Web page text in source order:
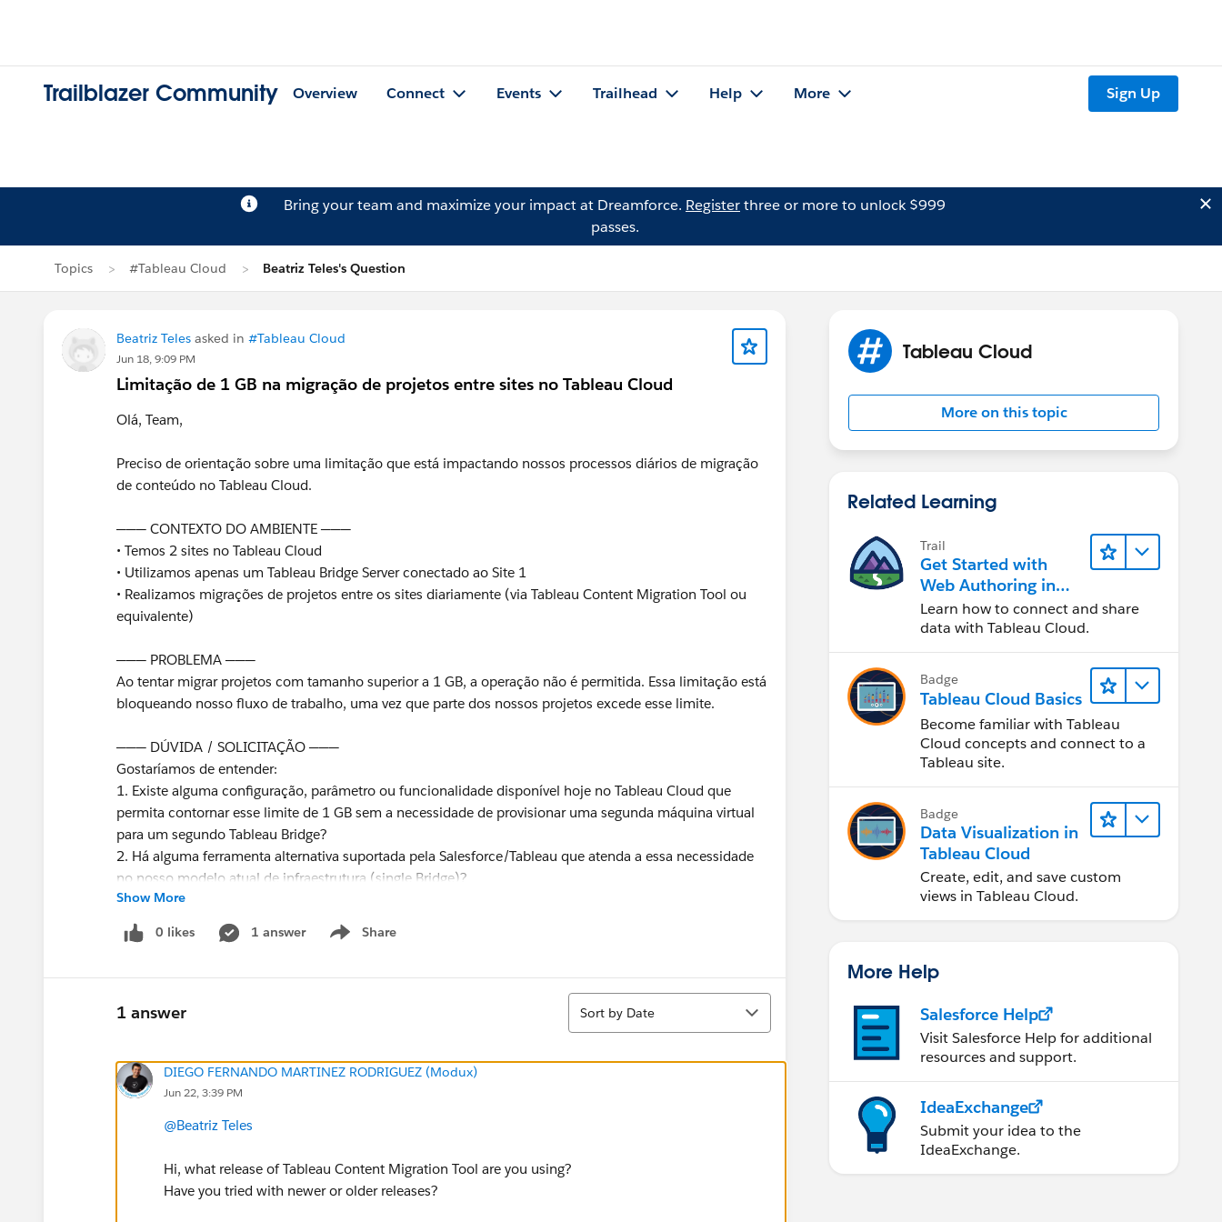
Trailblazer Community Overview Connect Events Trailhead Help More Sign Up
Bring your team and maximize your impact at Dreamforce. Registerthree or more to unlock $999
passes.
Topics #Tableau Cloud Beatriz Teles's Question
Beatriz Teles asked in #Tableau Cloud
Jun 18, 9:09 PM
Limitação de 1 GB na migração de projetos entre sites no Tableau Cloud
Olá, Team,
Preciso de orientação sobre uma limitação que está impactando nossos processos diários de migração
de conteúdo no Tableau Cloud.
─── CONTEXTO DO AMBIENTE ───
• Temos 2 sites no Tableau Cloud
• Utilizamos apenas um Tableau Bridge Server conectado ao Site 1
• Realizamos migrações de projetos entre os sites diariamente (via Tableau Content Migration Tool ou
equivalente)
─── PROBLEMA ───
Ao tentar migrar projetos com tamanho superior a 1 GB, a operação não é permitida. Essa limitação está
bloqueando nosso fluxo de trabalho, uma vez que parte dos nossos projetos excede esse limite.
─── DÚVIDA / SOLICITAÇÃO ───
Gostaríamos de entender:
1. Existe alguma configuração, parâmetro ou funcionalidade disponível hoje no Tableau Cloud que
permita contornar esse limite de 1 GB sem a necessidade de provisionar uma segunda máquina virtual
para um segundo Tableau Bridge?
2. Há alguma ferramenta alternativa suportada pela Salesforce/Tableau que atenda a essa necessidade
no nosso modelo atual de infraestrutura (single Bridge)?
#Tableau Cloud
Show More
0 likes 1 answer Share
Show menu
1 answer
Sort
Sort by Date
DIEGO FERNANDO MARTINEZ RODRIGUEZ (Modux)
Jun 22, 3:39 PM
@Beatriz Teles
Hi, what release of Tableau Content Migration Tool are you using?
Have you tried with newer or older releases?
Tableau Cloud
More on this topic
Related Learning
Trail
Get Started with
Web Authoring in
Tableau Cloud
Learn how to connect and share
data with Tableau Cloud.
Badge
Tableau Cloud Basics
Become familiar with Tableau
Cloud concepts and connect to a
Tableau site.
Badge
Data Visualization in
Tableau Cloud
Create, edit, and save custom
views in Tableau Cloud.
More Help
Salesforce Help
Visit Salesforce Help for additional
resources and support.
IdeaExchange
Submit your idea to the
IdeaExchange.